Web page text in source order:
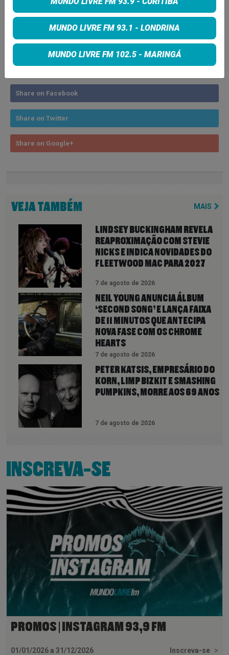
NOTICIA
COMPARTILHE
Share on Facebook
Share on Twitter
Share on Google+
VEJA TAMBÉM MAIS
LINDSEY BUCKINGHAM REVELA
REAPROXIMAÇÃO COM STEVIE
NICKS E INDICA NOVIDADES DO
FLEETWOOD MAC PARA 2027
7 de agosto de 2026
NEIL YOUNG ANUNCIA ÁLBUM
‘SECOND SONG’ E LANÇA FAIXA
DE 11 MINUTOS QUE ANTECIPA
NOVA FASE COM OS CHROME
HEARTS
7 de agosto de 2026
PETER KATSIS, EMPRESÁRIO DO
KORN, LIMP BIZKIT E SMASHING
PUMPKINS, MORRE AOS 69 ANOS
7 de agosto de 2026
INSCREVA-SE
PROMOS | INSTAGRAM 93,9 FM
01/01/2026 a 31/12/2026 Inscreva-se >
MUNDO LIVRE FM 93.1 - LONDRINA
MUNDO LIVRE FM 102.5 - MARINGÁ